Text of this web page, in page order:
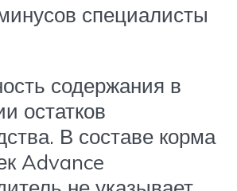
специалисты
содержания в
остатков
В составе корма
Advance